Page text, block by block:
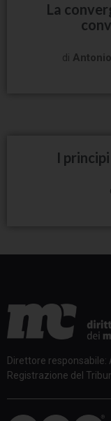
La
di
I
Direttore
Registrazione del